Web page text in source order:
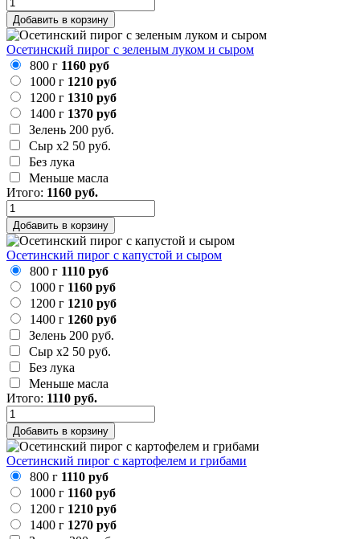
Добавить в корзину
Осетинский пирог с зеленым луком и сыром
800 г 1160 руб
1000 г 1210 руб
1200 г 1310 руб
1400 г 1370 руб
Зелень 200 руб.
Сыр х2 50 руб.
Без лука
Меньше масла
Итого: 1160 руб.
Добавить в корзину
Осетинский пирог с капустой и сыром
800 г 1110 руб
1000 г 1160 руб
1200 г 1210 руб
1400 г 1260 руб
Зелень 200 руб.
Сыр х2 50 руб.
Без лука
Меньше масла
Итого: 1110 руб.
Добавить в корзину
Осетинский пирог с картофелем и грибами
800 г 1110 руб
1000 г 1160 руб
1200 г 1210 руб
1400 г 1270 руб